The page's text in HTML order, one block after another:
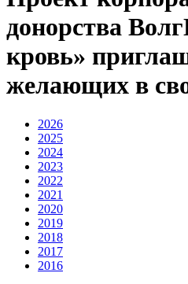
донорства
кровь»
желающих в
2026
2025
2024
2023
2022
2021
2020
2019
2018
2017
2016